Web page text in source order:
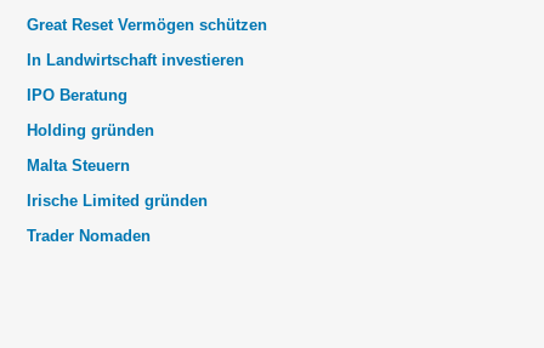
Great Reset Vermögen schützen
In Landwirtschaft investieren
IPO Beratung
Holding gründen
Malta Steuern
Irische Limited gründen
Trader Nomaden